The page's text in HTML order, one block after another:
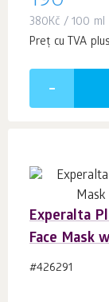
380Kč / 100 ml
Preț cu TVA
Experalta
Face Mask
#426291